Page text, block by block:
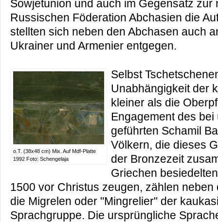
Sowjetunion und auch im Gegensatz zur
Russischen Föderation Abchasien die
stellten sich neben den Abchasen auch
Ukrainer und Armenier entgegen.
o.T. (38x48 cm) Mix. Auf Mdf-Platte
1992 Foto: Schengelaja
Selbst
Unabhängigkeit der
kleiner als die
Engagement des
geführten Schamil
Völkern, die dieses
der Bronzezeit
Griechen
1500 vor Christus zeugen, zählen
die Migrelen oder "Mingrelier" der
Sprachgruppe. Die ursprüngliche